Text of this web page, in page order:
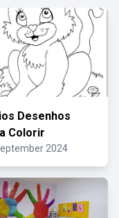
Desenhos
Colorir
2024